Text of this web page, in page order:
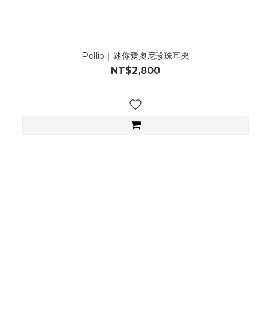
Pollio｜迷你愛奧尼珍珠耳夾
NT$2,800